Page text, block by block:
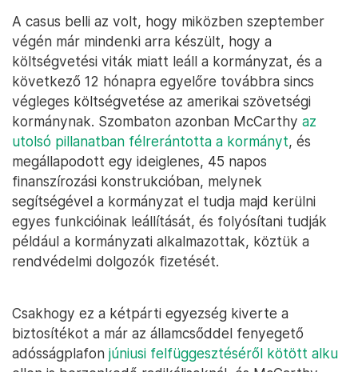
A casus belli az volt, hogy miközben szeptember
végén már mindenki arra készült, hogy a
költségvetési viták miatt leáll a kormányzat, és a
következő 12 hónapra egyelőre továbbra sincs
végleges költségvetése az amerikai szövetségi
kormánynak. Szombaton azonban McCarthy az
utolsó pillanatban félrerántotta a kormányt, és
megállapodott egy ideiglenes, 45 napos
finanszírozási konstrukcióban, melynek
segítségével a kormányzat el tudja majd kerülni
egyes funkcióinak leállítását, és folyósítani tudják
például a kormányzati alkalmazottak, köztük a
rendvédelmi dolgozók fizetését.
Csakhogy ez a kétpárti egyezség kiverte a
biztosítékot a már az államcsőddel fenyegető
adósságplafon júniusi felfüggesztéséről kötött alku